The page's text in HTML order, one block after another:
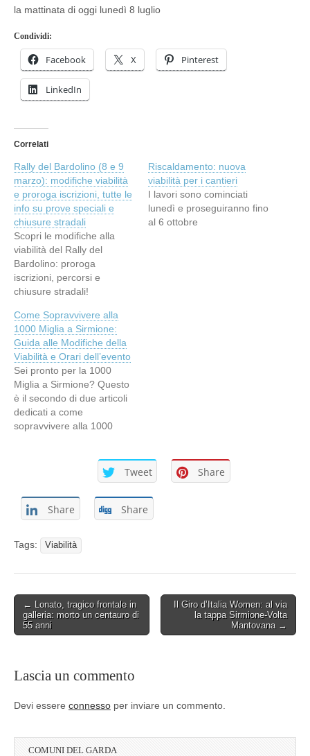
la mattinata di oggi lunedì 8 luglio
Condividi:
Facebook X Pinterest
LinkedIn
Correlati
Rally del Bardolino (8 e 9
marzo): modifiche viabilità
e proroga iscrizioni, tutte le
info su prove speciali e
chiusure stradali
Scopri le modifiche alla
viabilità del Rally del
Bardolino: proroga
iscrizioni, percorsi e
chiusure stradali!
Riscaldamento: nuova
viabilità per i cantieri
I lavori sono cominciati
lunedì e proseguiranno fino
al 6 ottobre
Come Sopravvivere alla
1000 Miglia a Sirmione:
Guida alle Modifiche della
Viabilità e Orari dell’evento
Sei pronto per la 1000
Miglia a Sirmione? Questo
è il secondo di due articoli
dedicati a come
sopravvivere alla 1000
su Sirmione. Qui trovi tutte
passaggio a Desenzano.
La 1000 Miglia a Sirmione
Martedì 13 giugno 2023, la
1000…
Tweet Share
Share Share
Tags: Viabilità
Post
navigation
← Lonato, tragico frontale in
galleria: morto un centauro di
55 anni
Il Giro d’Italia Women: al via
la tappa Sirmione-Volta
Mantovana →
Lascia un commento
Devi essere connesso per inviare un commento.
COMUNI DEL GARDA